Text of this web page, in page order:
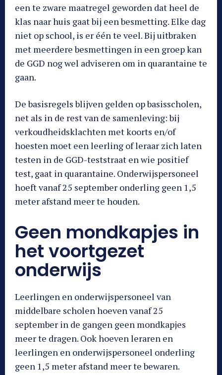
een te zware maatregel geworden dat heel de
klas naar huis gaat bij een besmetting. Elke dag
niet op school, is er één te veel. Bij uitbraken
met meerdere besmettingen in een groep kan
de GGD nog wel adviseren om in quarantaine te
gaan.
De basisregels blijven gelden op basisscholen,
net als in de rest van de samenleving: bij
verkoudheidsklachten met koorts en/of
hoesten moet een leerling of leraar zich laten
testen in de GGD-teststraat en wie positief
test, gaat in quarantaine. Onderwijspersoneel
hoeft vanaf 25 september onderling geen 1,5
meter afstand meer te houden.
Geen mondkapjes in
het voortgezet
onderwijs
Leerlingen en onderwijspersoneel van
middelbare scholen hoeven vanaf 25
september in de gangen geen mondkapjes
meer te dragen. Ook hoeven leraren en
leerlingen en onderwijspersoneel onderling
geen 1,5 meter afstand meer te bewaren.